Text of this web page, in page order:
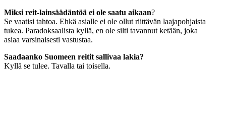
Miksi reit-lainsäädäntöä ei ole saatu aikaan?
Se vaatisi tahtoa. Ehkä asialle ei ole ollut riittävän laajapohjaista
tukea. Paradoksaalista kyllä, en ole silti tavannut ketään, joka
asiaa varsinaisesti vastustaa.
Saadaanko Suomeen reitit sallivaa lakia?
Kyllä se tulee. Tavalla tai toisella.